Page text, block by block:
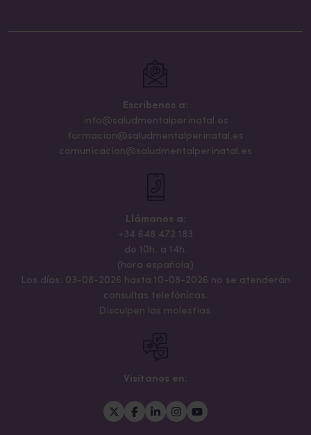
Escribenos a:
info@saludmentalperinatal.es
formacion@saludmentalperinatal.es
comunicacion@saludmentalperinatal.es
Llámanos a:
+34 648 472 183
de 10h. a 14h.
(hora española)
Los días: 03-08-2026 hasta 10-08-2026 no se atenderán
consultas telefónicas.
Disculpen las molestias.
Visítanos en: